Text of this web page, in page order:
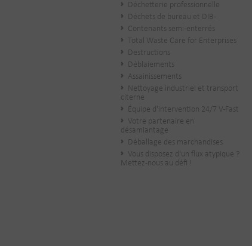
Déchetterie professionnelle
Déchets de bureau et DIB-
Contenants semi-enterrés
Total Waste Care for Enterprises
Destructions
Déblaiements
Assainissements
Nettoyage industriel et transport
citerne
Équipe d'intervention 24/7 V-Fast
Votre partenaire en
désamiantage
Déballage des marchandises
Vous disposez d'un flux atypique ?
Mettez-nous au défi !